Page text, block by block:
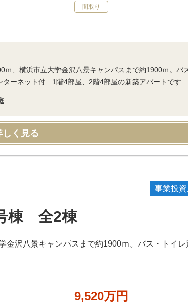
間取り
ｍ、横浜市立大学金沢八景キャンパスまで約1900ｍ。バ
ターネット付 1階4部屋、2階4部屋の新築アパートです
く見る
事業投資
棟 全2棟
沢八景キャンパスまで約1900ｍ。バス・トイレ
9,520万円